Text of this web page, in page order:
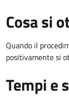
Cosa si
Quando il
positivamente si
Tempi e